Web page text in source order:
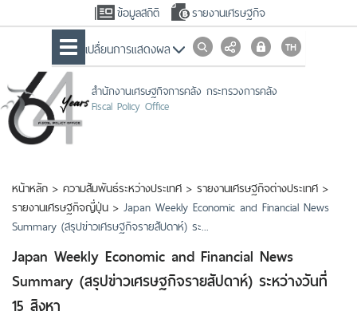
ข้อมูลสถิติ รายงานเศรษฐกิจ
เปลื่ยนการแสดงผล
สำนักงานเศรษฐกิจการคลัง กระทรวงการคลัง
Fiscal Policy Office
หน้าหลัก > ความสัมพันธ์ระหว่างประเทศ > รายงานเศรษฐกิจต่างประเทศ >
รายงานเศรษฐกิจญี่ปุ่น > Japan Weekly Economic and Financial News
Summary (สรุปข่าวเศรษฐกิจรายสัปดาห์) ระ...
Japan Weekly Economic and Financial News
Summary (สรุปข่าวเศรษฐกิจรายสัปดาห์) ระหว่างวันที่
15 สิงหา